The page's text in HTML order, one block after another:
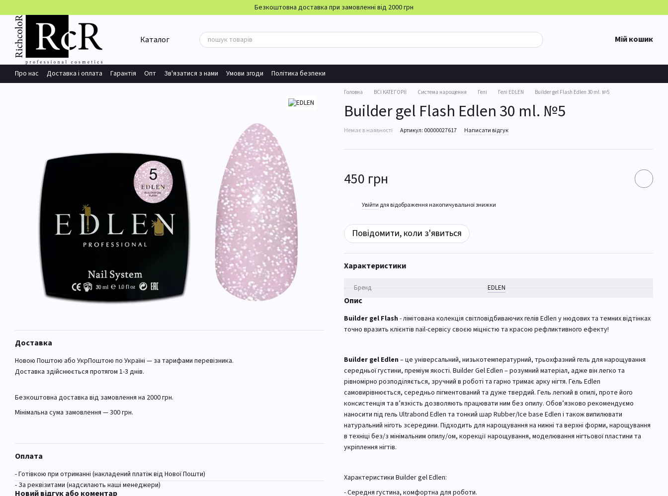
Безкоштовна доставка при замовленні від 2000 грн
Каталог Мій кошик
Про нас Доставка і оплата Гарантія Опт Зв'язатися з нами Умови згоди Політика безпеки
Доставка
Новою Поштою або УкрПоштою по Україні — за тарифами перевізника.
Доставка здійснюється протягом 1-3 днів.
Безкоштовна доставка від замовлення на 2000 грн.
Мінімальна сума замовлення — 300 грн.
Оплата
- Готівкою при отриманні (накладений платіж від Нової Пошти)
- За реквізитами (надсилають наші менеджери)
Новий відгук або коментар
Головна ВСІ КАТЕГОРІЇ Система нарощення Гелі Гелі EDLEN Builder gel Flash Edlen 30 ml. №5
Builder gel Flash Edlen 30 ml. №5
Немає в наявності Артикул: 00000027617 Написати відгук
450 грн
Увійти для відображення накопичувальної знижки
Повідомити, коли з'явиться
Характеристики
Бренд EDLEN
Опис
Builder gel Flash - лімітована колекція світловідбиваючих гелів Edlen у нюдових та темних відтінках
точно вразить клієнтів nail-сервісу своєю міцністю та красою рефликтивного ефекту!
Builder gel Edlen – це універсальний, низькотемпературний, трьохфазний гель для нарощування
середньої густини, преміум якості. Builder Gel Edlen – розумний матеріал, адже він легко та
рівномірно розподіляється, зручний в роботі та гарно тримає арку нігтя. Гель Edlen
самовирівнюється, середньо пігментований та дуже твердий. Гель легкий в опилі, проте його
консистенція та в’язкість дозволяють працювати ним без опилу. Обов’язково рекомендуємо
наносити під гель Ultrabond Edlen та тонкий шар Rubber/Ice base Edlen і також випилювати
натуральний ніготь зсередини. Підходить для нарощування на нижні та верхні форми, нарощування
в техніці без/з мінімальним опилу/ом, корекції нарощування, моделювання нігтьової пластини та
укріплення нігтів.
Характеристики Builder gel Edlen:
- Середня густина, комфортна для роботи.